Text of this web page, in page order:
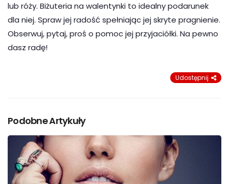
lub róży. Biżuteria na walentynki to idealny podarunek
dla niej. Spraw jej radość spełniając jej skryte pragnienie.
Obserwuj, pytaj, proś o pomoc jej przyjaciółki. Na pewno
dasz radę!
Udostępnij
Podobne Artykuły